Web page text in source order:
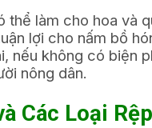
làm cho hoa và
lợi cho nấm bồ
nếu không có
nông dân.
Các Loại